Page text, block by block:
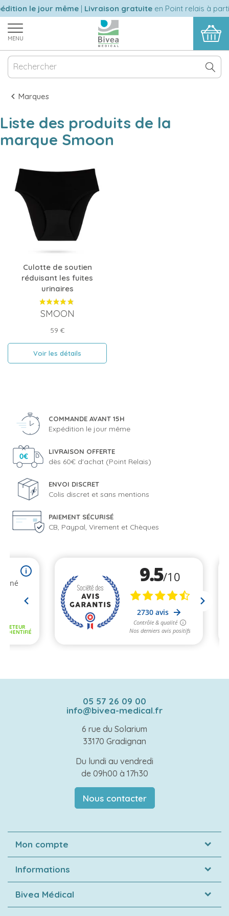
le jour même| Livraison gratuiteen Point relais à
MENU
Marques
Liste des produits de la
marque Smoon
Culotte de soutien
réduisant les fuites
urinaires
SMOON
Prix
59 €
Voir les détails
COMMANDE AVANT 15H
Expédition le jour même
LIVRAISON OFFERTE
dès 60€ d'achat (Point Relais)
ENVOI DISCRET
Colis discret et sans mentions
PAIEMENT SÉCURISÉ
CB, Paypal, Virement et Chèques
05 57 26 09 00
info@bivea-medical.fr
6 rue du Solarium
33170 Gradignan
Du lundi au vendredi
de 09h00 à 17h30
Nous contacter
Mon compte
Informations
Bivea Médical